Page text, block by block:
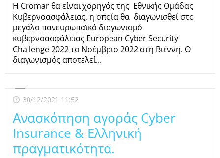
H Cromar θα είναι χορηγός της Εθνικής Ομάδας
Κυβερνοασφάλειας, η οποία θα διαγωνισθεί στο
μεγάλο πανευρωπαϊκό διαγωνισμό
κυβερνοασφάλειας European Cyber Security
Challenge 2022 το Νοέμβριο 2022 στη Βιέννη. Ο
διαγωνισμός αποτελεί...
30/12/2021 11:52
Ανασκόπηση αγοράς Cyber
Insurance & Ελληνική
πραγματικότητα.